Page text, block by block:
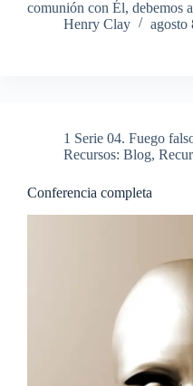
comunión con Él, debemos
Henry Clay
agosto
1 Serie 04. Fuego
Recursos: Blog,
Conferencia completa